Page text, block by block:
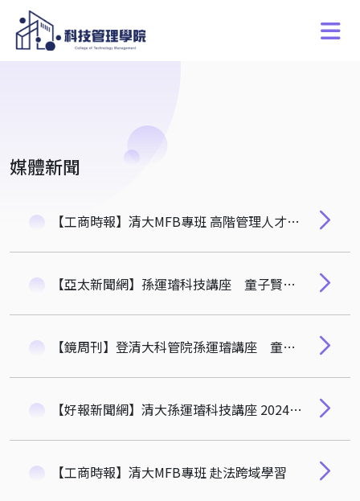
媒體新聞
【工商時報】清大MFB專班 高階管理人才搖籃
【亞太新聞網】孫運璿科技講座 童子賢：台灣應進一步加強與世界其他地區的合作在全球供應鏈中維持核心地位
【鏡周刊】登清大科管院孫運璿講座 童子賢：台灣應加強與世界合作
【好報新聞網】清大孫運璿科技講座 2024年終講座 童子賢分享台灣產業發展與國際局勢看法
【工商時報】清大MFB專班 赴法跨域學習